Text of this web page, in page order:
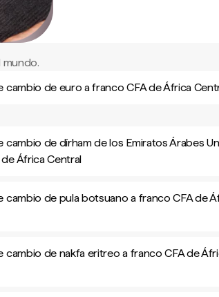
mundo.
cambio de euro a franco CFA de África
cambio de dírham de los Emiratos Árabes
África Central
cambio de pula botsuano a franco CFA de
cambio de nakfa eritreo a franco CFA de